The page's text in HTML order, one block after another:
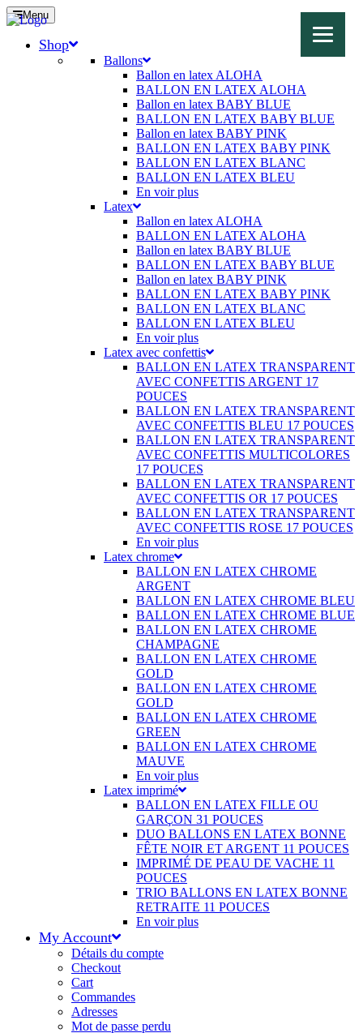
Menu
Shop
Ballons
Ballon en latex ALOHA
BALLON EN LATEX ALOHA
Ballon en latex BABY BLUE
BALLON EN LATEX BABY BLUE
Ballon en latex BABY PINK
BALLON EN LATEX BABY PINK
BALLON EN LATEX BLANC
BALLON EN LATEX BLEU
En voir plus
Latex
Ballon en latex ALOHA
BALLON EN LATEX ALOHA
Ballon en latex BABY BLUE
BALLON EN LATEX BABY BLUE
Ballon en latex BABY PINK
BALLON EN LATEX BABY PINK
BALLON EN LATEX BLANC
BALLON EN LATEX BLEU
En voir plus
Latex avec confettis
BALLON EN LATEX TRANSPARENT
AVEC CONFETTIS ARGENT 17
POUCES
BALLON EN LATEX TRANSPARENT
AVEC CONFETTIS BLEU 17 POUCES
BALLON EN LATEX TRANSPARENT
AVEC CONFETTIS MULTICOLORES
17 POUCES
BALLON EN LATEX TRANSPARENT
AVEC CONFETTIS OR 17 POUCES
BALLON EN LATEX TRANSPARENT
AVEC CONFETTIS ROSE 17 POUCES
En voir plus
Latex chrome
BALLON EN LATEX CHROME
ARGENT
BALLON EN LATEX CHROME BLEU
BALLON EN LATEX CHROME BLUE
BALLON EN LATEX CHROME
CHAMPAGNE
BALLON EN LATEX CHROME
GOLD
BALLON EN LATEX CHROME
GOLD
BALLON EN LATEX CHROME
GREEN
BALLON EN LATEX CHROME
MAUVE
En voir plus
Latex imprimé
BALLON EN LATEX FILLE OU
GARÇON 31 POUCES
DUO BALLONS EN LATEX BONNE
FÊTE NOIR ET ARGENT 11 POUCES
IMPRIMÉ DE PEAU DE VACHE 11
POUCES
TRIO BALLONS EN LATEX BONNE
RETRAITE 11 POUCES
En voir plus
My Account
Détails du compte
Checkout
Cart
Commandes
Adresses
Mot de passe perdu